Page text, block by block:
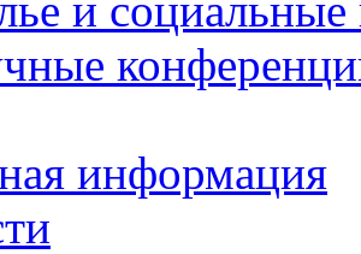
информация